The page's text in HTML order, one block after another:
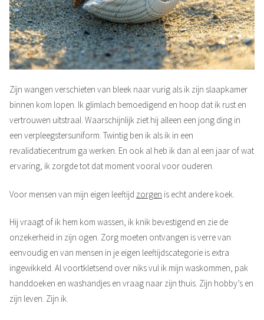
Zijn wangen verschieten van bleek naar vurig als ik zijn slaapkamer
binnen kom lopen. Ik glimlach bemoedigend en hoop dat ik rust en
vertrouwen uitstraal. Waarschijnlijk ziet hij alleen een jong ding in
een verpleegstersuniform. Twintig ben ik als ik in een
revalidatiecentrum ga werken. En ook al heb ik dan al een jaar of wat
ervaring, ik zorgde tot dat moment vooral voor ouderen.
Voor mensen van mijn eigen leeftijd zorgen is echt andere koek.
Hij vraagt of ik hem kom wassen, ik knik bevestigend en zie de
onzekerheid in zijn ogen. Zorg moeten ontvangen is verre van
eenvoudig en van mensen in je eigen leeftijdscategorie is extra
ingewikkeld. Al voortkletsend over niks vul ik mijn waskommen, pak
handdoeken en washandjes en vraag naar zijn thuis. Zijn hobby’s en
zijn leven. Zijn ik.